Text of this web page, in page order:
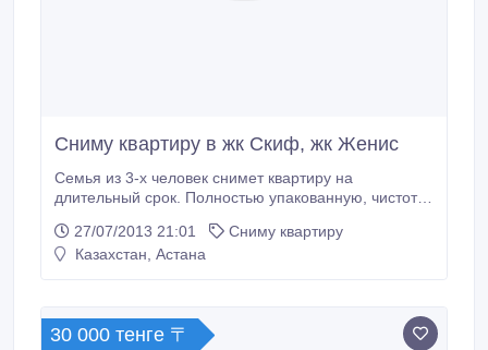
Сниму квартиру в жк Скиф, жк Женис
Семья из 3-х человек снимет квартиру на
длительный срок. Полностью упакованную, чистоту
27/07/2013 21:01
Сниму квартиру
Казахстан, Астана
30 000 тенге 〒